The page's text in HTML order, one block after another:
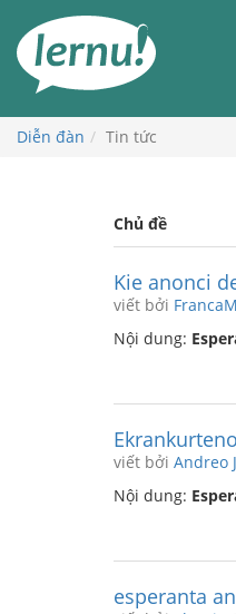
đến
phần
dung
Diễn đàn Tin tức
Chủ đề
Kie anonci
viết bởi
Nội dung:
viết bởi Andreo
Nội dung:
esperanta